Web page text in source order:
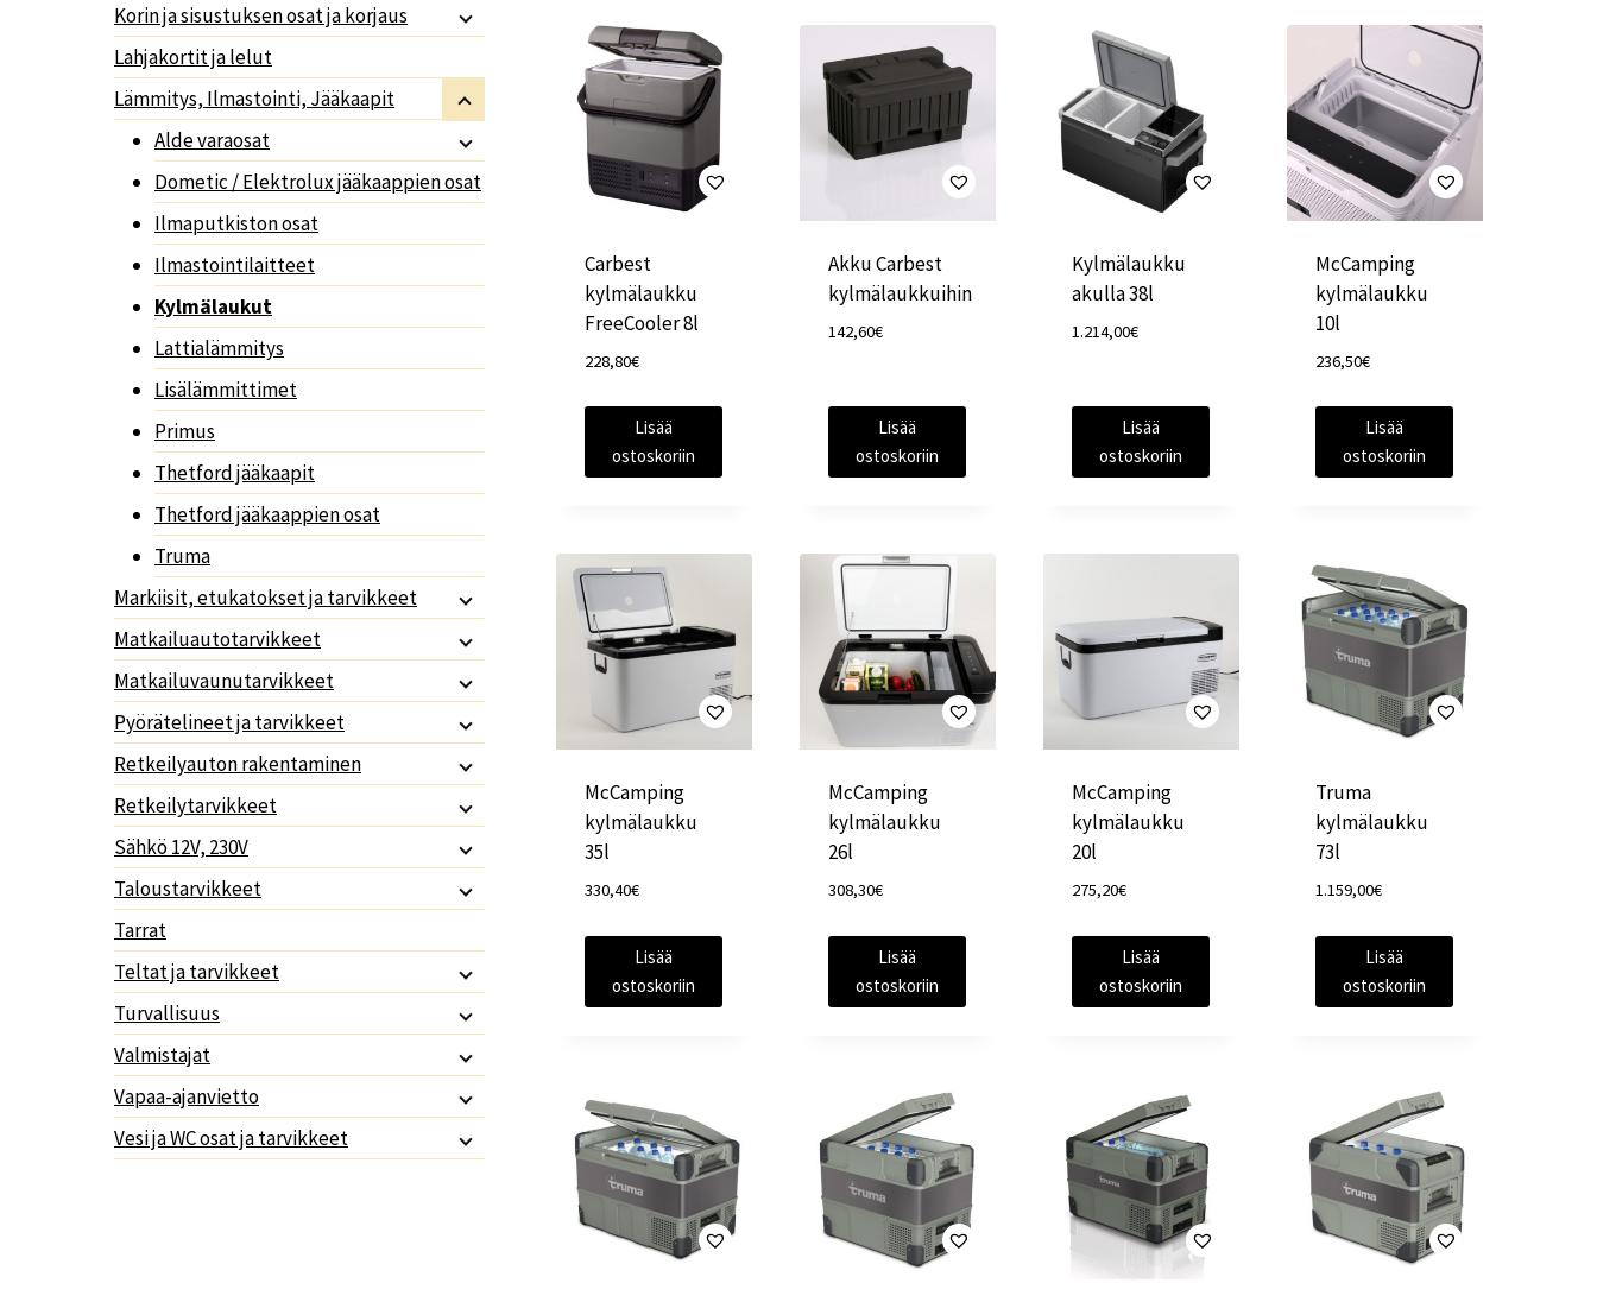
Carbest
kylmälaukku
FreeCooler 8l
228,80€
Lisää
ostoskoriin
Akku Carbest
kylmälaukkuihin
142,60€
Lisää
ostoskoriin
Kylmälaukku
akulla 38l
1.214,00€
Lisää
ostoskoriin
McCamping
kylmälaukku
10l
236,50€
Lisää
ostoskoriin
McCamping
kylmälaukku
35l
330,40€
Lisää
ostoskoriin
McCamping
kylmälaukku
26l
308,30€
Lisää
ostoskoriin
McCamping
kylmälaukku
20l
275,20€
Lisää
ostoskoriin
Truma
kylmälaukku
73l
1.159,00€
Lisää
ostoskoriin
Korin ja sisustuksen osat ja korjaus
Lahjakortit ja lelut
Lämmitys, Ilmastointi, Jääkaapit
Alde varaosat
Dometic / Elektrolux jääkaappien osat
Ilmaputkiston osat
Ilmastointilaitteet
Kylmälaukut
Lattialämmitys
Lisälämmittimet
Primus
Thetford jääkaapit
Thetford jääkaappien osat
Truma
Markiisit, etukatokset ja tarvikkeet
Matkailuautotarvikkeet
Matkailuvaunutarvikkeet
Pyörätelineet ja tarvikkeet
Retkeilyauton rakentaminen
Retkeilytarvikkeet
Sähkö 12V, 230V
Taloustarvikkeet
Tarrat
Teltat ja tarvikkeet
Turvallisuus
Valmistajat
Vapaa-ajanvietto
Vesi ja WC osat ja tarvikkeet